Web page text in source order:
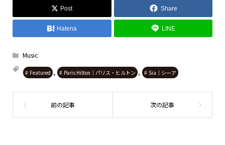
Post Share
Hatena LINE
Music
Featured , Paris Hilton｜パリス・ヒルトン , Sia｜シーア